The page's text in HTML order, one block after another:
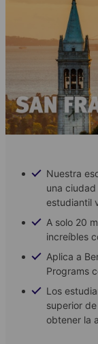
Nuestra
una
estudiantil
A solo 20
increíbles
Aplica a
Programs
Los
superior
obtener la